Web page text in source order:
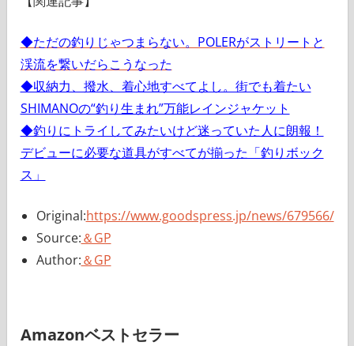
◆ただの釣りじゃつまらない。POLERがストリートと
渓流を繋いだらこうなった
◆収納力、撥水、着心地すべてよし。街でも着たい
SHIMANOの“釣り生まれ”万能レインジャケット
◆釣りにトライしてみたいけど迷っていた人に朗報！
デビューに必要な道具がすべてが揃った「釣りボック
ス」
Original:https://www.goodspress.jp/news/679566/
Source:＆GP
Author:＆GP
Amazonベストセラー